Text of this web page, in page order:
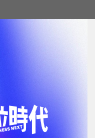
額度拆分，最大的
要快速生成文案、
額度有多少，以及
場潛能的創新實踐